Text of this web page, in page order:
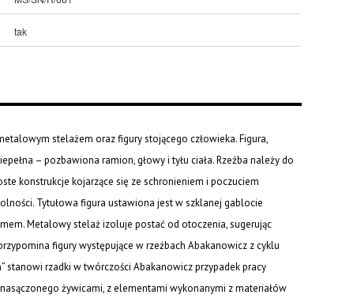
tak
stelażem oraz figury stojącego człowieka. Figura,
– pozbawiona ramion, głowy i tyłu ciała. Rzeźba należy do
konstrukcje kojarzące się ze schronieniem i poczuciem
Tytułowa figura ustawiona jest w szklanej gablocie
Metalowy stelaż izoluje postać od otoczenia, sugerując
figury występujące w rzeźbach Abakanowicz z cyklu
stanowi rzadki w twórczości Abakanowicz przypadek pracy
żywicami, z elementami wykonanymi z materiałów